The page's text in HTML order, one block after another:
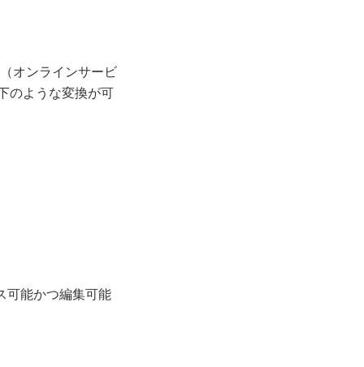
オンラインサービ
のような変換が可
可能かつ編集可能